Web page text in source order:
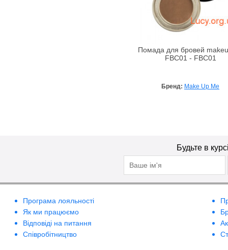
Помада для бровей
FBC01 - FBC01
Бренд: Make Up Me
Будьте в
Програма лояльності
Як ми працюємо
Відповіді на питання
Співробітництво